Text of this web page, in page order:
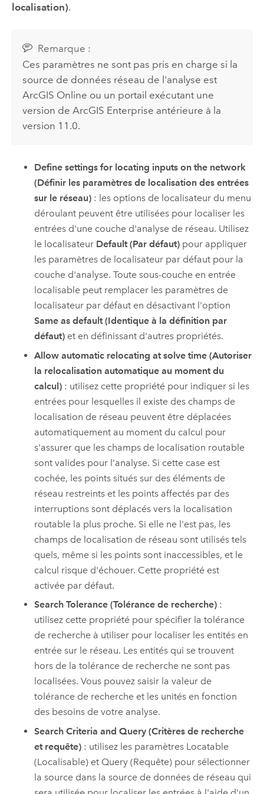
localisation).
Remarque :
Ces paramètres ne sont pas pris en charge si la
source de données réseau de l'analyse est
ArcGIS Online ou un portail exécutant une
version deArcGIS Enterprise antérieure à la
version 11.0.
Define settings for locating inputs on the network
(Définir les paramètres de localisation des entrées
sur le réseau) : les options de localisateur du menu
déroulant peuvent être utilisées pour localiser les
entrées d'une couche d'analyse de réseau. Utilisez
le localisateur Default (Par défaut) pour appliquer
les paramètres de localisateur par défaut pour la
couche d'analyse. Toute sous-couche en entrée
localisable peut remplacer les paramètres de
localisateur par défaut en désactivant l'option
Same as default (Identique à la définition par
défaut) et en définissant d'autres propriétés.
Allow automatic relocating at solve time (Autoriser
la relocalisation automatique au moment du
calcul) : utilisez cette propriété pour indiquer si les
entrées pour lesquelles il existe des champs de
localisation de réseau peuvent être déplacées
automatiquement au moment du calcul pour
s'assurer que les champs de localisation routable
sont valides pour l'analyse. Si cette case est
cochée, les points situés sur des éléments de
réseau restreints et les points affectés par des
interruptions sont déplacés vers la localisation
routable la plus proche. Si elle ne l'est pas, les
champs de localisation de réseau sont utilisés tels
quels, même si les points sont inaccessibles, et le
calcul risque d'échouer. Cette propriété est
activée par défaut.
Search Tolerance (Tolérance de recherche) :
utilisez cette propriété pour spécifier la tolérance
de recherche à utiliser pour localiser les entités en
entrée sur le réseau. Les entités qui se trouvent
hors de la tolérance de recherche ne sont pas
localisées. Vous pouvez saisir la valeur de
tolérance de recherche et les unités en fonction
des besoins de votre analyse.
Search Criteria and Query (Critères de recherche
et requête) : utilisez les paramètres Locatable
(Localisable) et Query (Requête) pour sélectionner
la source dans la source de données de réseau qui